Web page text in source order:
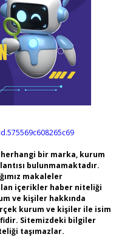
bir marka, kurum
bulunmamaktadır.
makaleler
içerikler haber niteliği
ve kişiler hakkında
kurum ve kişiler ile isim
Sitemizdeki bilgiler
taşımazlar.